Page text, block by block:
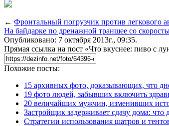
← Фронтальный погрузчик против легкового
На байдарке по дренажной траншее со
Опубликовано: 7 октября 2013г., 09:35.
Прямая ссылка на пост «Что вкуснее: пиво с
Похожие посты:
15 архивных фото, доказывающих, что
19 фото людей, забывших включить
20 величайших мужчин, изменивших
Застройщик задерживает сдачу дома:
Стратегии использования шатров и